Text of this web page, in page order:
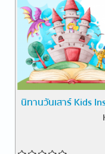
นิทานวันเสาร์ Kids